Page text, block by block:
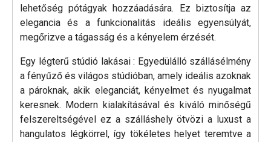
lehetőség pótágyak hozzáadására. Ez biztosítja az
elegancia és a funkcionalitás ideális egyensúlyát,
megőrizve a tágasság és a kényelem érzését.
Egy légterű stúdió lakásai : Egyedülálló szállásélmény
a fényűző és világos stúdióban, amely ideális azoknak
a pároknak, akik eleganciát, kényelmet és nyugalmat
keresnek. Modern kialakításával és kiváló minőségű
felszereltségével ez a szálláshely ötvözi a luxust a
hangulatos légkörrel, így tökéletes helyet teremtve a